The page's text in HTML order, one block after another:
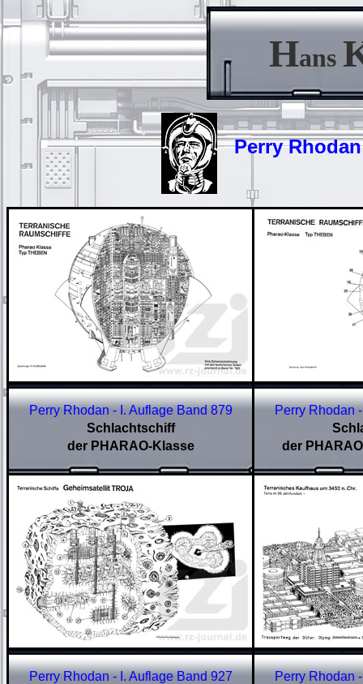
Hans
Perry Rhodan
Perry Rhodan - I. Auflage Band 879
Schlachtschiff
der PHARAO-Klasse
Perry Rhodan
der
Perry Rhodan - I. Auflage Band 927
Perry Rhodan